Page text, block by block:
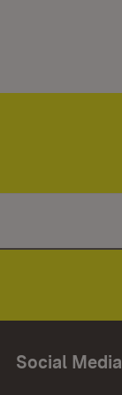
Social Media